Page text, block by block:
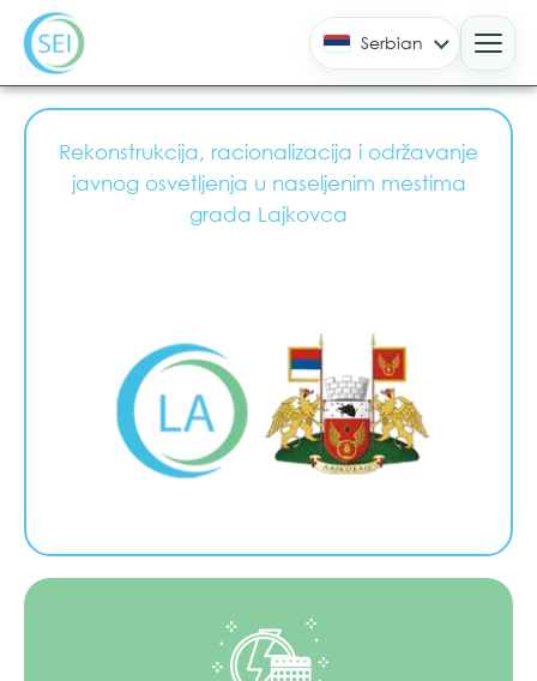
Serbian
Lajkovac
Rekonstrukcija, racionalizacija i održavanje
javnog osvetljenja u naseljenim mestima
grada Lajkovca